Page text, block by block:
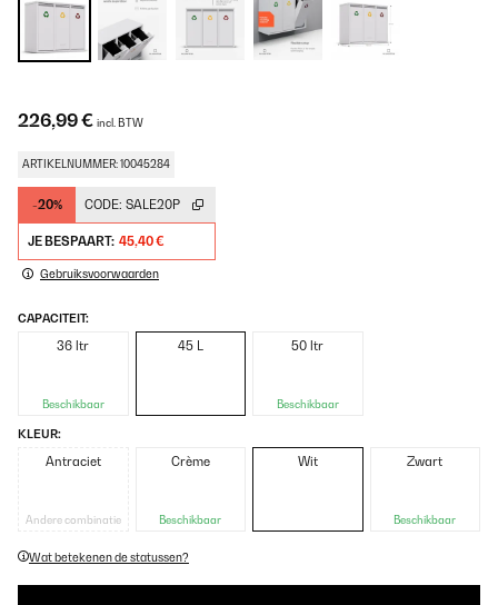
226,99 € incl. BTW
ARTIKELNUMMER: 10045284
-20% CODE: SALE20P
JE BESPAART: 45,40 €
Gebruiksvoorwaarden
CAPACITEIT:
36 ltr
Beschikbaar
45 L 50 ltr
Beschikbaar
KLEUR:
Antraciet
Andere combinatie
Crème
Beschikbaar
Wit Zwart
Beschikbaar
Wat betekenen de statussen?